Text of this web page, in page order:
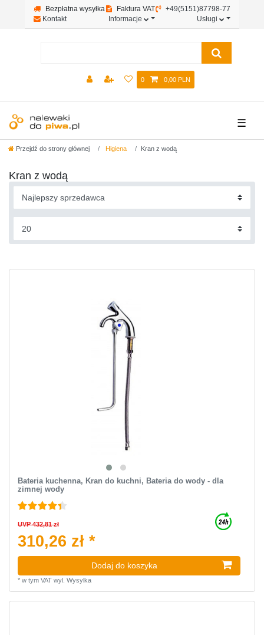
Bezpłatna wysyłka Faktura VAT
+49(5151)87798-77
Kontakt
Informacje Usługi
0 0,00 PLN
☰
Przejdź do strony głównej Higiena Kran z wodą
Kran z wodą
Bateria kuchenna, Kran do kuchni, Bateria do wody - dla
zimnej wody
UVP 432,81 zł
310,26 zł *
Dodaj do koszyka
* w tym VATwyl. Wysylka